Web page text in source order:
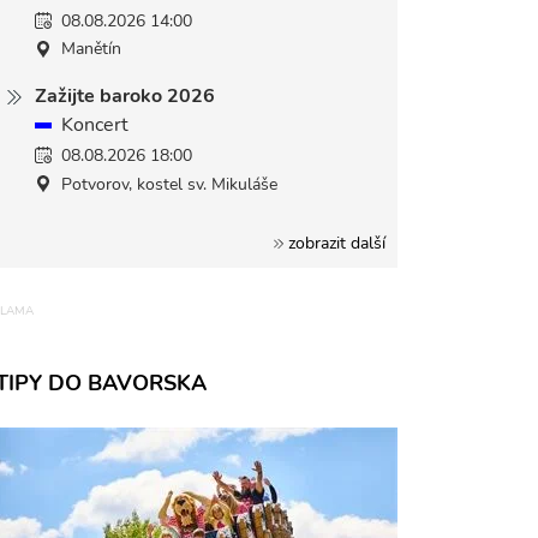
08.08.2026 14:00
Manětín
Zažijte baroko 2026
Koncert
08.08.2026 18:00
Potvorov, kostel sv. Mikuláše
zobrazit další
DO BAVORSKA